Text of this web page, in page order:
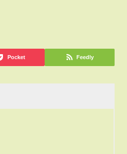
Pocket Feedly